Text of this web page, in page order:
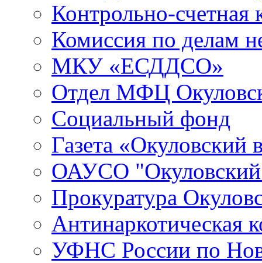
Контрольно-счетная
Комиссия по делам
МКУ «ЕСДДСО»
Отдел МФЦ
Социальный фонд
Газета «Окуловский
ОАУСО
Прокуратура
Антинаркотическая
УФНС России по